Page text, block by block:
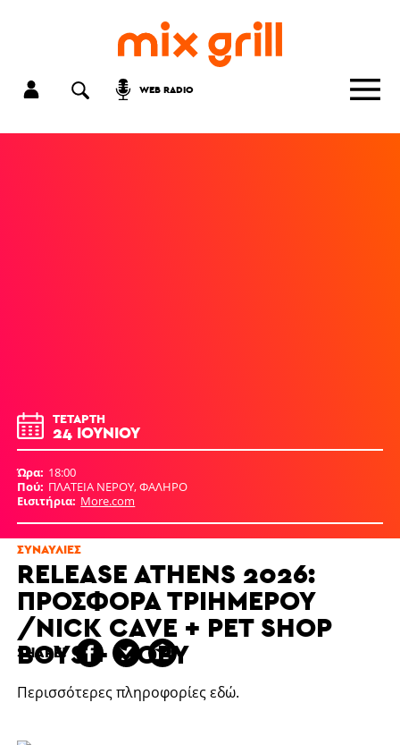
WEB RADIO
ΤΕΤΆΡΤΗ
24 ΙΟΥΝΊΟΥ
Ώρα 18:00
Πού ΠΛΑΤΕΙΑ ΝΕΡΟΥ, ΦΑΛΗΡΟ
Εισιτήρια More.com
ΣΥΝΑΥΛΊΕΣ
RELEASE ATHENS 2026:
ΠΡΟΣΦΟΡΆ ΤΡΙΗΜΈΡΟΥ
/NICK CAVE + PET SHOP
BOYS + MOBY
SHARE!
Περισσότερες πληροφορίεςεδώ.